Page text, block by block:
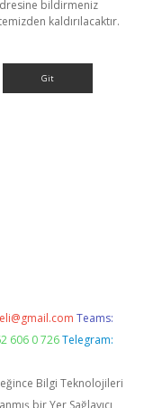
bildirmeniz
kaldırılacaktır.
Teams:
606 0 726 Telegram:
Bilgi Teknolojileri
bir Yer Sağlayıcı